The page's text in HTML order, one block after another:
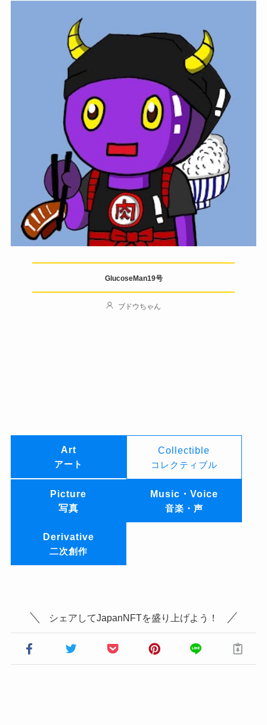
GlucoseMan19号
ブドウちゃん
Art
アート
Collectible
コレクティブル
Picture
写真
Music・Voice
音楽・声
Derivative
二次創作
シェアしてJapanNFTを盛り上げよう！